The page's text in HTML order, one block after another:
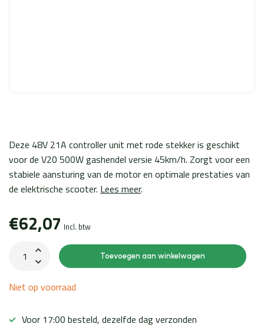
Deze 48V 21A controller unit met rode stekker is geschikt
voor de V20 500W gashendel versie 45km/h. Zorgt voor een
stabiele aansturing van de motor en optimale prestaties van
de elektrische scooter. Lees meer.
€62,07 Incl. btw
Toevoegen aan winkelwagen
Niet op voorraad
Voor 17:00 besteld, dezelfde dag verzonden